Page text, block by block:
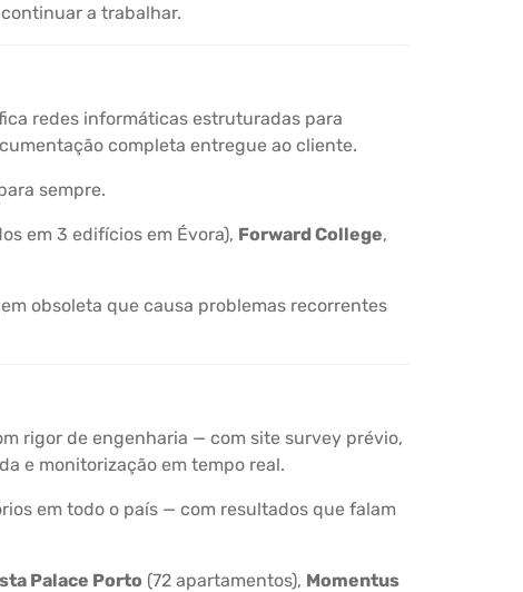
a trabalhar.
redes informáticas estruturadas para
completa entregue ao cliente.
sempre.
em 3 edifícios em Évora), Forward College,
obsoleta que causa problemas recorrentes
rigor de engenharia — com site survey prévio,
e monitorização em tempo real.
em todo o país — com resultados que falam
Palace Porto (72 apartamentos), Momentus